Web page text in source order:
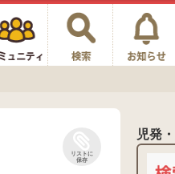
リストに
保存
児発